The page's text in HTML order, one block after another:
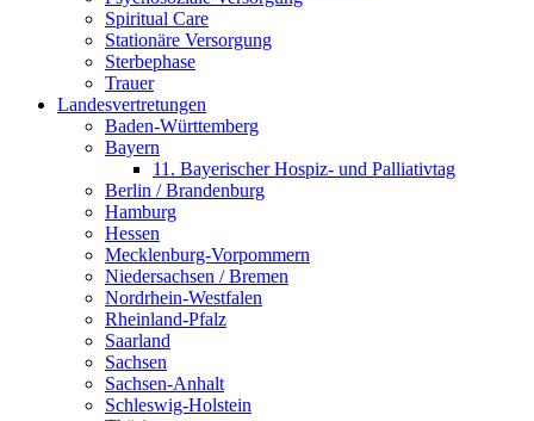
Spiritual Care
Stationäre Versorgung
Sterbephase
Trauer
Landesvertretungen
Baden-Württemberg
Bayern
11. Bayerischer Hospiz- und Palliativtag
Berlin / Brandenburg
Hamburg
Hessen
Mecklenburg-Vorpommern
Niedersachsen / Bremen
Nordrhein-Westfalen
Rheinland-Pfalz
Saarland
Sachsen
Sachsen-Anhalt
Schleswig-Holstein